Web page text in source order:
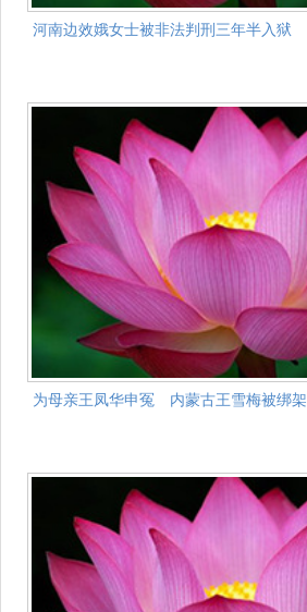
河南边效娥女士被非法判刑三年半入狱
为母亲王凤华申冤 内蒙古王雪梅被绑架